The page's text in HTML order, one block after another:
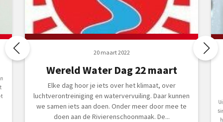
20 maart 2022
Wereld Water Dag 22 maart
Elke dag hoor je iets over het klimaat, over
luchtverontreiniging en watervervuiling. Daar kunnen
we samen iets aan doen. Onder meer door mee te
doen aan de Rivierenschoonmaak. De...